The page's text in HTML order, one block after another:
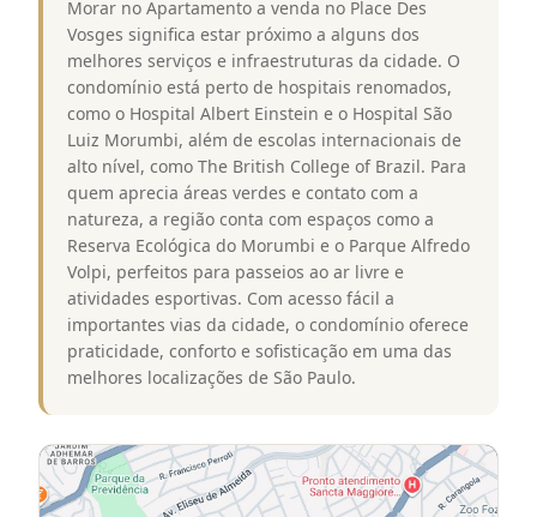
Morar no Apartamento a venda no Place Des
Vosges significa estar próximo a alguns dos
melhores serviços e infraestruturas da cidade. O
condomínio está perto de hospitais renomados,
como o Hospital Albert Einstein e o Hospital São
Luiz Morumbi, além de escolas internacionais de
alto nível, como The British College of Brazil. Para
quem aprecia áreas verdes e contato com a
natureza, a região conta com espaços como a
Reserva Ecológica do Morumbi e o Parque Alfredo
Volpi, perfeitos para passeios ao ar livre e
atividades esportivas. Com acesso fácil a
importantes vias da cidade, o condomínio oferece
praticidade, conforto e sofisticação em uma das
melhores localizações de São Paulo.